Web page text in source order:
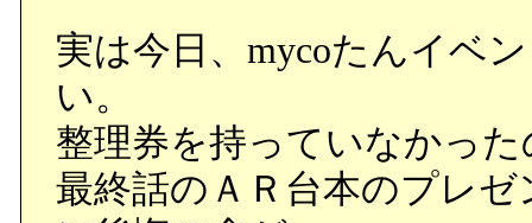
実は今日、mycoたんイベ
い。
整理券を持っていなかっ
最終話のＡＲ台本のプレ